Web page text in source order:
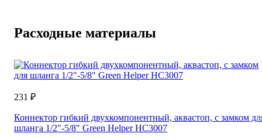
Расходные материалы
231 ₽
Коннектор гибкий двухкомпонентный, аквастоп, с замком
шланга 1/2"-5/8" Green Helper HC3007